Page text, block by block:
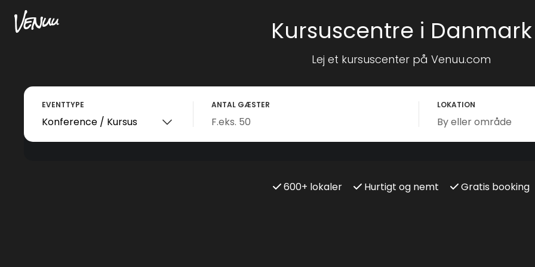
Kursuscentre i Danmark
Lej et kursuscenter på Venuu.com
EVENTTYPE ANTAL GÆSTER LOKATION
600+ lokaler Hurtigt og nemt Gratis booking